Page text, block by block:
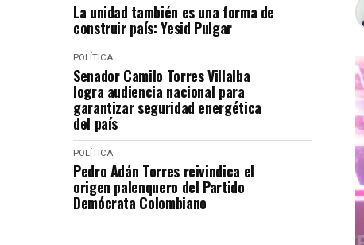
La unidad también es una forma de
construir país: Yesid Pulgar
POLÍTICA
Senador Camilo Torres Villalba
logra audiencia nacional para
garantizar seguridad energética
del país
POLÍTICA
Pedro Adán Torres reivindica el
origen palenquero del Partido
Demócrata Colombiano